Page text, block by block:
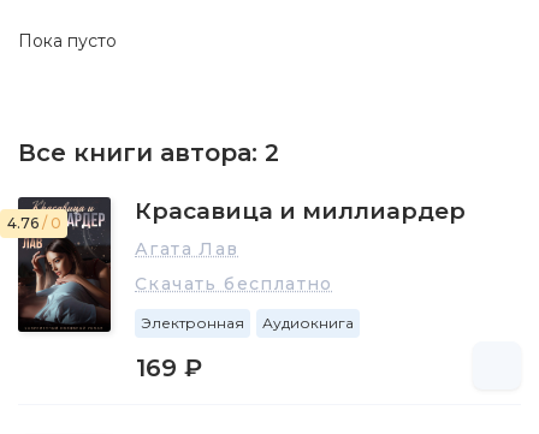
Пока пусто
Все книги автора: 2
4.76 / 0 Красавица и миллиардер
Агата Лав
Скачать бесплатно
Электронная Аудиокнига
169 ₽